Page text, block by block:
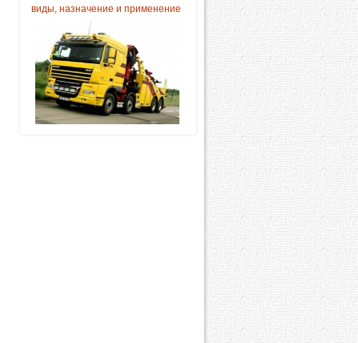
виды, назначение и применение